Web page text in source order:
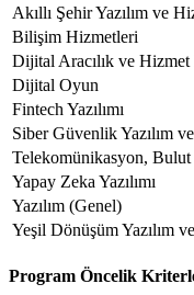
Akıllı Şehir Yazılım ve
Bilişim Hizmetleri
Dijital Aracılık ve Hizmet
Dijital Oyun
Fintech Yazılımı
Siber Güvenlik Yazılım
Telekomünikasyon,
Yapay Zeka Yazılımı
Yazılım (Genel)
Yeşil Dönüşüm Yazılım
Program Öncelik